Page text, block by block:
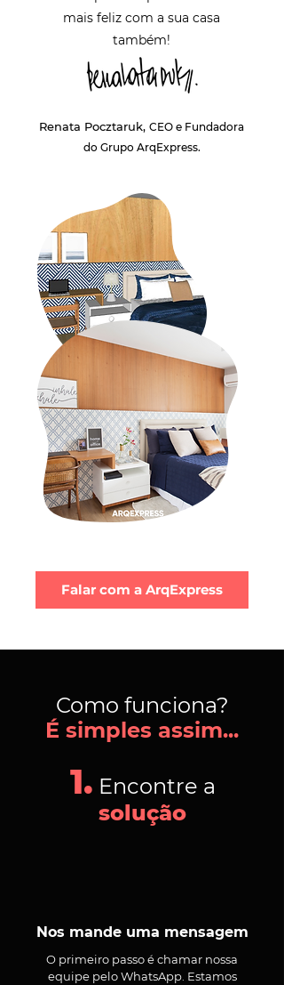
mais feliz com a sua casa
também!
Renata Pocztaruk, CEO e Fundadora
do Grupo ArqExpress.
Falar com a ArqExpress
Como funciona?
É simples assim...
1. Encontre a
solução
Nos mande uma mensagem
O primeiro passo é chamar nossa
equipe pelo WhatsApp. Estamos